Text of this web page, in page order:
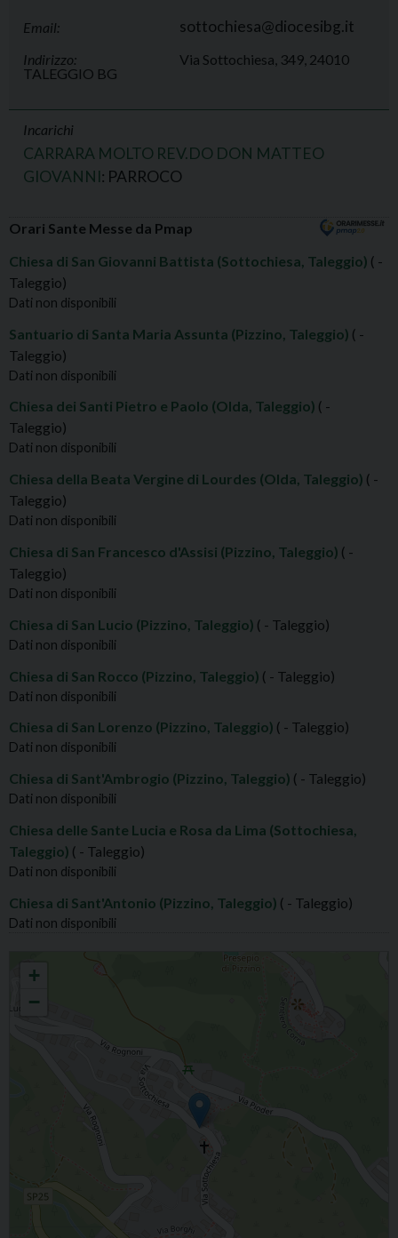
Email: sottochiesa@diocesibg.it
Indirizzo:
Via Sottochiesa, 349, 24010
TALEGGIO BG
Incarichi
CARRARA MOLTO REV.DO DON MATTEO
GIOVANNI: PARROCO
Orari Sante Messe da Pmap
Chiesa di San Giovanni Battista (Sottochiesa, Taleggio) ( -
Taleggio)
Dati non disponibili
Santuario di Santa Maria Assunta (Pizzino, Taleggio) ( -
Taleggio)
Dati non disponibili
Chiesa dei Santi Pietro e Paolo (Olda, Taleggio) ( -
Taleggio)
Dati non disponibili
Chiesa della Beata Vergine di Lourdes (Olda, Taleggio) ( -
Taleggio)
Dati non disponibili
Chiesa di San Francesco d'Assisi (Pizzino, Taleggio) ( -
Taleggio)
Dati non disponibili
Chiesa di San Lucio (Pizzino, Taleggio) ( - Taleggio)
Dati non disponibili
Chiesa di San Rocco (Pizzino, Taleggio) ( - Taleggio)
Dati non disponibili
Chiesa di San Lorenzo (Pizzino, Taleggio) ( - Taleggio)
Dati non disponibili
Chiesa di Sant'Ambrogio (Pizzino, Taleggio) ( - Taleggio)
Dati non disponibili
Chiesa delle Sante Lucia e Rosa da Lima (Sottochiesa,
Taleggio) ( - Taleggio)
Dati non disponibili
Chiesa di Sant'Antonio (Pizzino, Taleggio) ( - Taleggio)
Dati non disponibili
SOTTOCHIESA SS.GIOVANNI B., PIETRO E PAOLO, AMBROGIO
+
−